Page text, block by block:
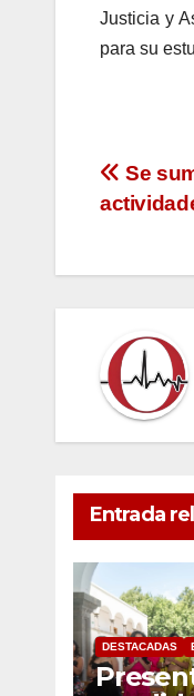
Justicia y
para su
Se
Entrada
DESTACADAS